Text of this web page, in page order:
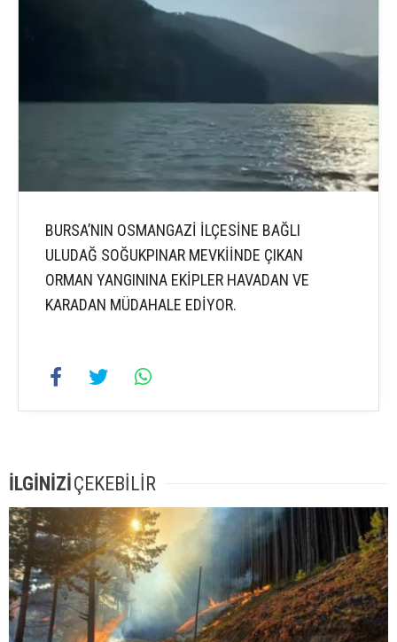
BURSA’NIN OSMANGAZİ İLÇESİNE BAĞLI
ULUDAĞ SOĞUKPINAR MEVKİİNDE ÇIKAN
ORMAN YANGININA EKİPLER HAVADAN VE
KARADAN MÜDAHALE EDİYOR.
İLGİNİZİÇEKEBİLİR